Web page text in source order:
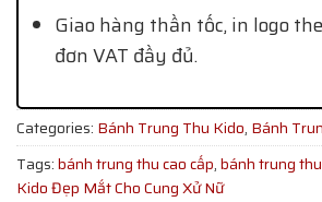
Giao hàng thần tốc, in logo
đơn VAT đầy đủ.
Categories: Bánh Trung Thu Kido, Bánh
Tags:bánh trung thu cao cấp,bánh trung
Kido Đẹp Mắt Cho Cung Xử Nữ